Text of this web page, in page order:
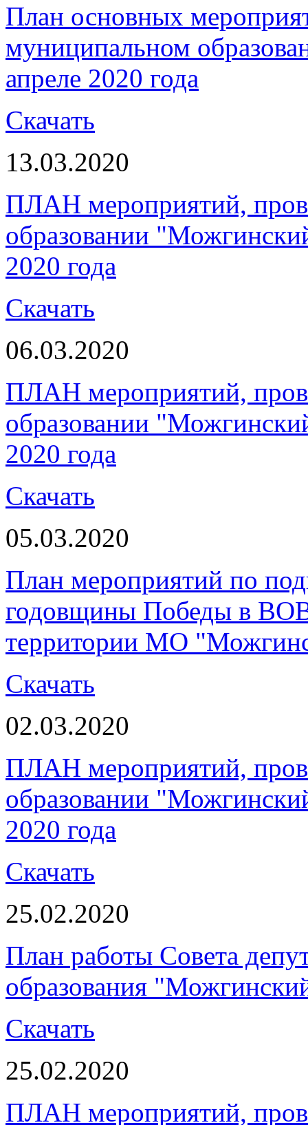
План основных
муниципальном
апреле 2020 года
Скачать
13.03.2020
ПЛАН мероприятий,
образовании
2020 года
Скачать
06.03.2020
ПЛАН мероприятий,
образовании
2020 года
Скачать
05.03.2020
План мероприятий по
годовщины Победы в
территории МО
Скачать
02.03.2020
ПЛАН мероприятий,
образовании
2020 года
Скачать
25.02.2020
План работы Совета
образования
Скачать
25.02.2020
ПЛАН мероприятий,